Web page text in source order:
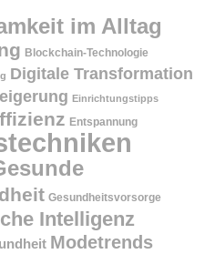
im Alltag
Blockchain-Technologie
Digitale Transformation
Einrichtungstipps
Entspannung
Gesundheitsvorsorge
Intelligenz
Modetrends